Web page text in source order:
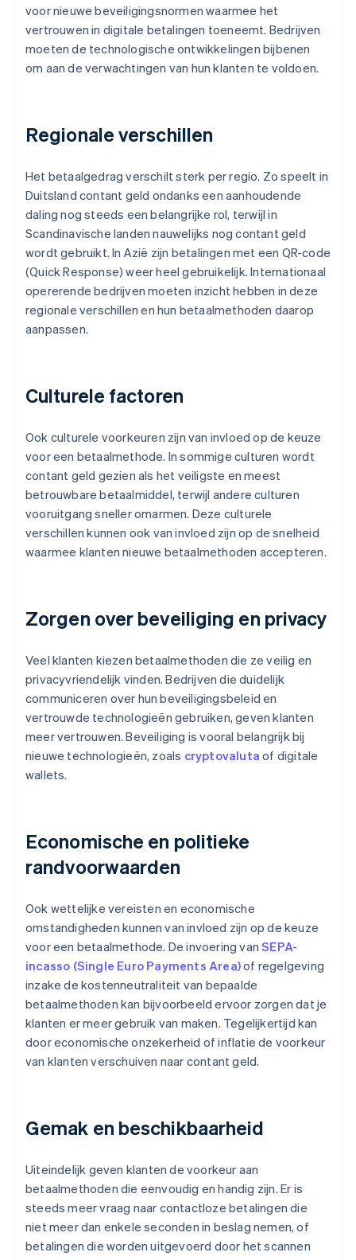
voor nieuwe beveiligingsnormen waarmee het
vertrouwen in digitale betalingen toeneemt. Bedrijven
moeten de technologische ontwikkelingen bijbenen
om aan de verwachtingen van hun klanten te voldoen.
Regionale verschillen
Het betaalgedrag verschilt sterk per regio. Zo speelt in
Duitsland contant geld ondanks een aanhoudende
daling nog steeds een belangrijke rol, terwijl in
Scandinavische landen nauwelijks nog contant geld
wordt gebruikt. In Azië zijn betalingen met een QR-code
(Quick Response) weer heel gebruikelijk. Internationaal
opererende bedrijven moeten inzicht hebben in deze
regionale verschillen en hun betaalmethoden daarop
aanpassen.
Culturele factoren
Ook culturele voorkeuren zijn van invloed op de keuze
voor een betaalmethode. In sommige culturen wordt
contant geld gezien als het veiligste en meest
betrouwbare betaalmiddel, terwijl andere culturen
vooruitgang sneller omarmen. Deze culturele
verschillen kunnen ook van invloed zijn op de snelheid
waarmee klanten nieuwe betaalmethoden accepteren.
Zorgen over beveiliging en privacy
Veel klanten kiezen betaalmethoden die ze veilig en
privacyvriendelijk vinden. Bedrijven die duidelijk
communiceren over hun beveiligingsbeleid en
vertrouwde technologieën gebruiken, geven klanten
meer vertrouwen. Beveiliging is vooral belangrijk bij
nieuwe technologieën, zoals cryptovaluta of digitale
wallets.
Economische en politieke
randvoorwaarden
Ook wettelijke vereisten en economische
omstandigheden kunnen van invloed zijn op de keuze
voor een betaalmethode. De invoering vanSEPA-
incasso (Single Euro Payments Area)of regelgeving
inzake de kostenneutraliteit van bepaalde
betaalmethoden kan bijvoorbeeld ervoor zorgen dat je
klanten er meer gebruik van maken. Tegelijkertijd kan
door economische onzekerheid of inflatie de voorkeur
van klanten verschuiven naar contant geld.
Gemak en beschikbaarheid
Uiteindelijk geven klanten de voorkeur aan
betaalmethoden die eenvoudig en handig zijn. Er is
steeds meer vraag naar contactloze betalingen die
niet meer dan enkele seconden in beslag nemen, of
betalingen die worden uitgevoerd door het scannen